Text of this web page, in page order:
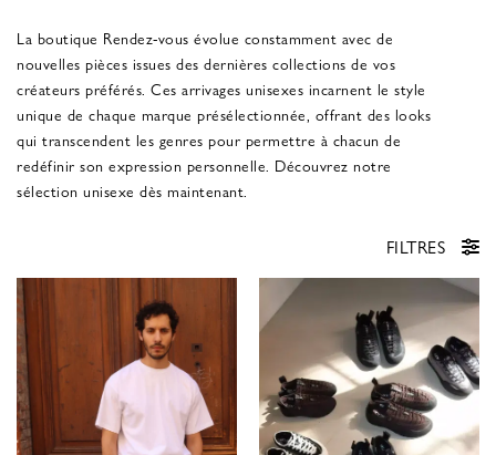
La boutique Rendez-vous évolue constamment avec de
nouvelles pièces issues des dernières collections de vos
créateurs préférés. Ces arrivages unisexes incarnent le style
unique de chaque marque présélectionnée, offrant des looks
qui transcendent les genres pour permettre à chacun de
redéfinir son expression personnelle. Découvrez notre
sélection unisexe dès maintenant.
FILTRES